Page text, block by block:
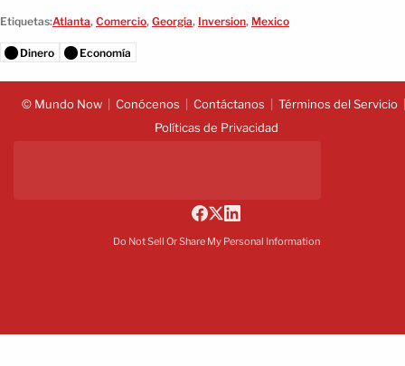
Etiquetas:Atlanta, Comercio, Georgia, Inversion, Mexico
Dinero Economía
© Mundo Now Conócenos Contáctanos
Términos del Servicio
Políticas de Privacidad
Do Not Sell Or Share My Personal Information